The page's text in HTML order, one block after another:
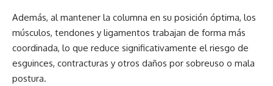
Además, al mantener la columna en su posición óptima, los
músculos, tendones y ligamentos trabajan de forma más
coordinada, lo que reduce significativamente el riesgo de
esguinces, contracturas y otros daños por sobreuso o mala
postura.